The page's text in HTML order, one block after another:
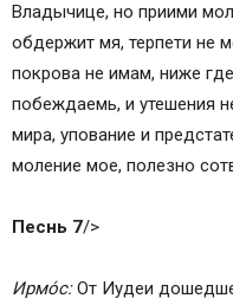
Владычице, но приими
обдержит мя, терпети не
покрова не имам, ниже
побеждaемь, и утешения
мира, уповaние и
моление мое, полезно
Песнь 7/>
Ирмо́с:От Иудеи дошедше